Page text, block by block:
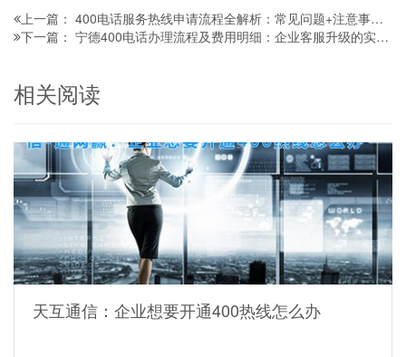
上一篇： 400电话服务热线申请流程全解析：常见问题+注意事项，让企业沟通更高效
下一篇： 宁德400电话办理流程及费用明细：企业客服升级的实用指南
相关阅读
天互通信：企业想要开通400热线怎么办